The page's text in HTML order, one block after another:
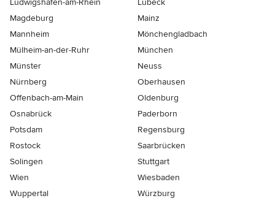
Ludwigshafen-am-Rhein
Lübeck
Magdeburg
Mainz
Mannheim
Mönchen­gladbach
Mülheim-an-der-Ruhr
München
Münster
Neuss
Nürnberg
Oberhausen
Offenbach-am-Main
Oldenburg
Osnabrück
Paderborn
Potsdam
Regensburg
Rostock
Saarbrücken
Solingen
Stuttgart
Wien
Wiesbaden
Wuppertal
Würzburg